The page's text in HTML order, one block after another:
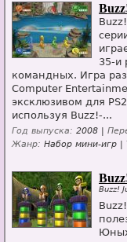
35-и
командных. Игра
Computer
эксклюзивом для
используя Buzz!-...
Год выпуска: 2008 |
Жанр: Набор мини-игр |
Buzz!